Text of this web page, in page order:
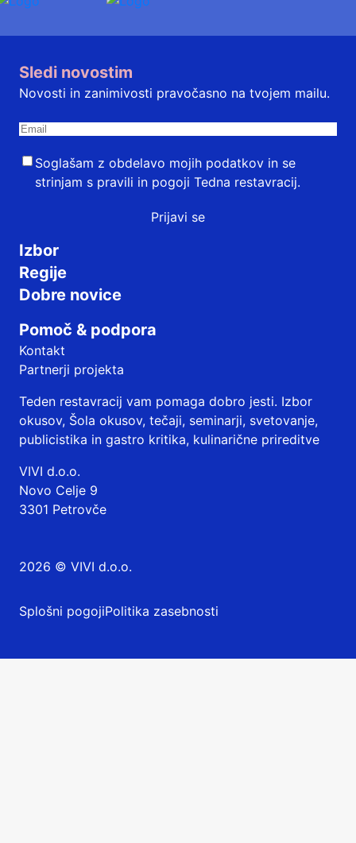
Sledi novostim
Novosti in zanimivosti pravočasno na tvojem mailu.
Soglašam z obdelavo mojih podatkov in se
strinjam s pravili in pogoji Tedna restavracij.
Prijavi se
Izbor
Regije
Dobre novice
Pomoč & podpora
Kontakt
Partnerji projekta
Teden restavracij vam pomaga dobro jesti. Izbor
okusov, Šola okusov, tečaji, seminarji, svetovanje,
publicistika in gastro kritika, kulinarične prireditve
VIVI d.o.o.
Novo Celje 9
3301 Petrovče
2026 © VIVI d.o.o.
Splošni pogojiPolitika zasebnosti